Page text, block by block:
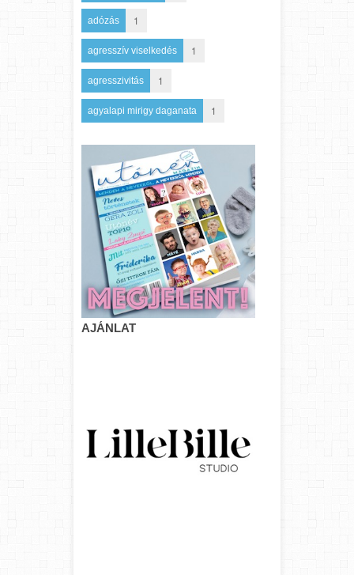
adózás 1
agresszív viselkedés 1
agresszivitás 1
agyalapi mirigy daganata 1
AJÁNLAT